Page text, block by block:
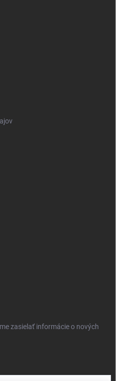
zasielať informácie o nových